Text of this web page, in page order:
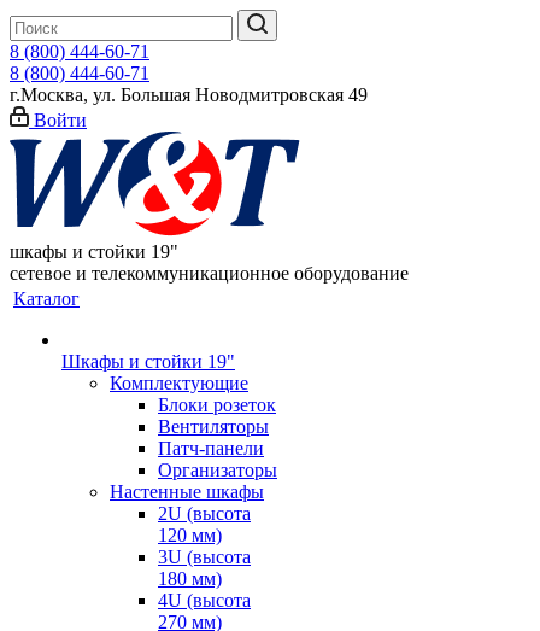
8 (800) 444-60-71
8 (800) 444-60-71
г.Москва, ул. Большая Новодмитровская 49
Войти
шкафы и стойки 19"
сетевое и телекоммуникационное оборудование
Каталог
Шкафы и стойки 19"
Комплектующие
Блоки розеток
Вентиляторы
Патч-панели
Организаторы
Настенные шкафы
2U (высота
120 мм)
3U (высота
180 мм)
4U (высота
270 мм)